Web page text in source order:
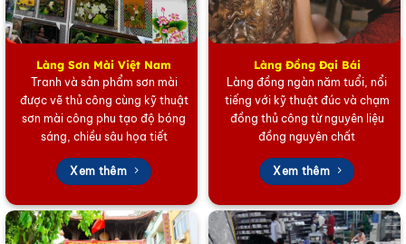
Bộ Tranh Sơn Mài Cò Đào Dát Lá Bạc
Sắc Bạc Tinh Tế – Vẻ Đẹp Trang Nhã Vượt Thời
Gian
Kỹ thuậtdát lá bạctrong tranh sơn mài tạo ra một bề
mặt lấp lánh, nhưng không quá rực rỡ như vàng, mang
đến sự sang trọng, nhã nhặn và chiều sâu cho tác
phẩm. Màu bạc kết hợp hài hòa với các màu sắc tươi
tắn của hoa đào và nét uyển chuyển của đàn cò, tạo
nên một tổng thể hài hòa, mát mắt và rất thư thái. Vẻ
Làng Sơn Mài Việt Nam
Tranh và sản phẩm sơn mài
được vẽ thủ công cùng kỹ thuật
sơn mài công phu tạo độ bóng
sáng, chiều sâu họa tiết
Xem thêm
Làng Đồng Đại Bái
Làng đồng ngàn năm tuổi, nổi
tiếng với kỹ thuật đúc và chạm
đồng thủ công từ nguyên liệu
đồng nguyên chất
Xem thêm